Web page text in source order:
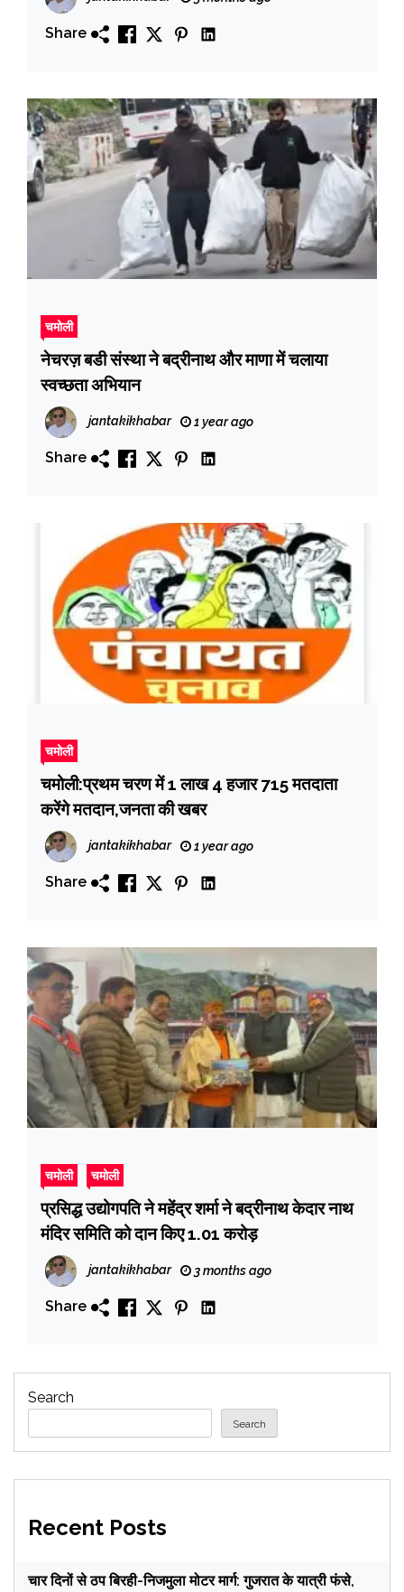
Share
चमोली
नेचरज़ बडी संस्था ने बद्रीनाथ और माणा में चलाया
स्वच्छता अभियान
jantakikhabar 1 year ago
Share
चमोली
चमोली:प्रथम चरण में 1 लाख 4 हजार 715 मतदाता
करेंगे मतदान,जनता की खबर
jantakikhabar 1 year ago
Share
चमोली चमोली
प्रसिद्ध उद्योगपति ने महेंद्र शर्मा ने बद्रीनाथ केदार नाथ
मंदिर समिति को दान किए ₹1.01 करोड़
jantakikhabar 3 months ago
Share
Search
Search
Recent Posts
चार दिनों से ठप बिरही-निजमुला मोटर मार्ग: गुजरात के यात्री फंसे,